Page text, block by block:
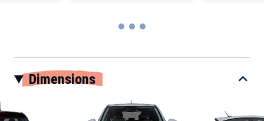
Dimensions